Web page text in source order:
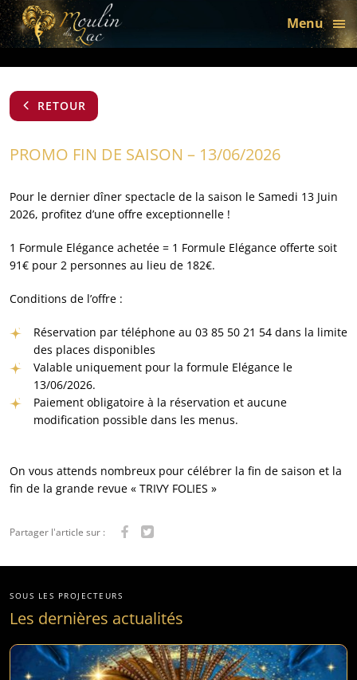
bon
Menu
RETOUR
PROMO FIN DE SAISON – 13/06/2026
Pour le dernier dîner spectacle de la saison le Samedi 13 Juin
2026, profitez d’une offre exceptionnelle !
1 Formule Elégance achetée = 1 Formule Elégance offerte soit
91€ pour 2 personnes au lieu de 182€.
Conditions de l’offre :
Réservation par téléphone au 03 85 50 21 54 dans la limite
des places disponibles
Valable uniquement pour la formule Elégance le
13/06/2026.
Paiement obligatoire à la réservation et aucune
modification possible dans les menus.
On vous attends nombreux pour célébrer la fin de saison et la
fin de la grande revue « TRIVY FOLIES »
Partager l'article sur :
SOUS LES PROJECTEURS
Les dernières actualités